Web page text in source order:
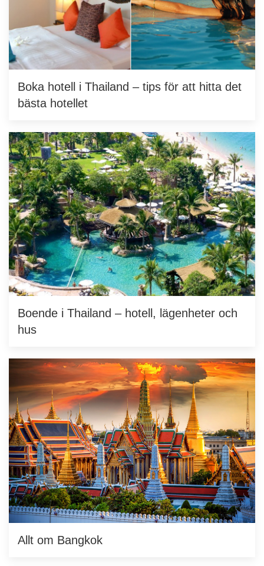
Boka hotell i Thailand – tips för att hitta det
bästa hotellet
Boende i Thailand – hotell, lägenheter och
hus
Allt om Bangkok